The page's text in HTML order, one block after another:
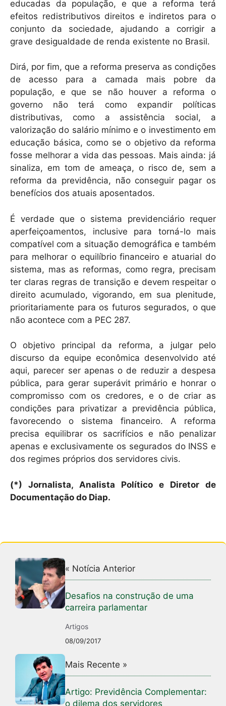
educadas da população, e que a reforma terá
efeitos redistributivos direitos e indiretos para o
conjunto da sociedade, ajudando a corrigir a
grave desigualdade de renda existente no Brasil.
Dirá, por fim, que a reforma preserva as condições
de acesso para a camada mais pobre da
população, e que se não houver a reforma o
governo não terá como expandir políticas
distributivas, como a assistência social, a
valorização do salário mínimo e o investimento em
educação básica, como se o objetivo da reforma
fosse melhorar a vida das pessoas. Mais ainda: já
sinaliza, em tom de ameaça, o risco de, sem a
reforma da previdência, não conseguir pagar os
benefícios dos atuais aposentados.
É verdade que o sistema previdenciário requer
aperfeiçoamentos, inclusive para torná-lo mais
compatível com a situação demográfica e também
para melhorar o equilíbrio financeiro e atuarial do
sistema, mas as reformas, como regra, precisam
ter claras regras de transição e devem respeitar o
direito acumulado, vigorando, em sua plenitude,
prioritariamente para os futuros segurados, o que
não acontece com a PEC 287.
O objetivo principal da reforma, a julgar pelo
discurso da equipe econômica desenvolvido até
aqui, parecer ser apenas o de reduzir a despesa
pública, para gerar superávit primário e honrar o
compromisso com os credores, e o de criar as
condições para privatizar a previdência pública,
favorecendo o sistema financeiro. A reforma
precisa equilibrar os sacrifícios e não penalizar
apenas e exclusivamente os segurados do INSS e
dos regimes próprios dos servidores civis.
(*) Jornalista, Analista Político e Diretor de
Documentação do Diap.
« Notícia Anterior
Desafios na construção de uma
carreira parlamentar
Artigos
08/09/2017
Mais Recente »
Artigo: Previdência Complementar:
o dilema dos servidores